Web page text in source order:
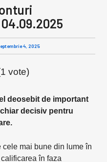
4, 2025
vote)
deosebit de important
decisiv pentru
mai bune din lume în
în faza